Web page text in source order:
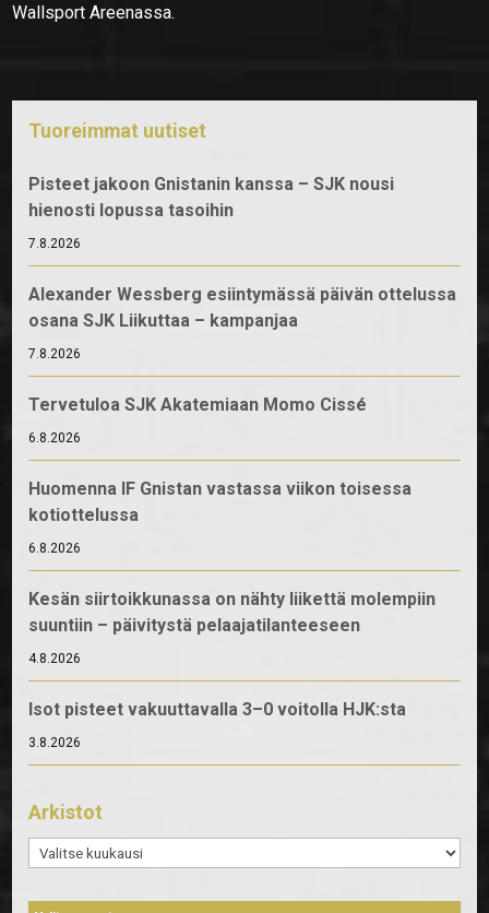
Wallsport Areenassa.
Tuoreimmat uutiset
Pisteet jakoon Gnistanin kanssa – SJK nousi
hienosti lopussa tasoihin
7.8.2026
Alexander Wessberg esiintymässä päivän ottelussa
osana SJK Liikuttaa – kampanjaa
7.8.2026
Tervetuloa SJK Akatemiaan Momo Cissé
6.8.2026
Huomenna IF Gnistan vastassa viikon toisessa
kotiottelussa
6.8.2026
Kesän siirtoikkunassa on nähty liikettä molempiin
suuntiin – päivitystä pelaajatilanteeseen
4.8.2026
Isot pisteet vakuuttavalla 3–0 voitolla HJK:sta
3.8.2026
Arkistot
Arkistot